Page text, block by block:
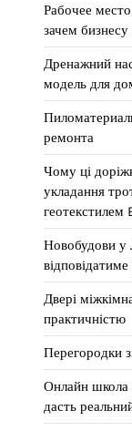
Рабочее
зачем
Дренажний
модель для
ремонта
Чому ці
укладання
геотекстилем
Новобудови у
Двері
практичністю
Перегородки
Онлайн школа
дасть